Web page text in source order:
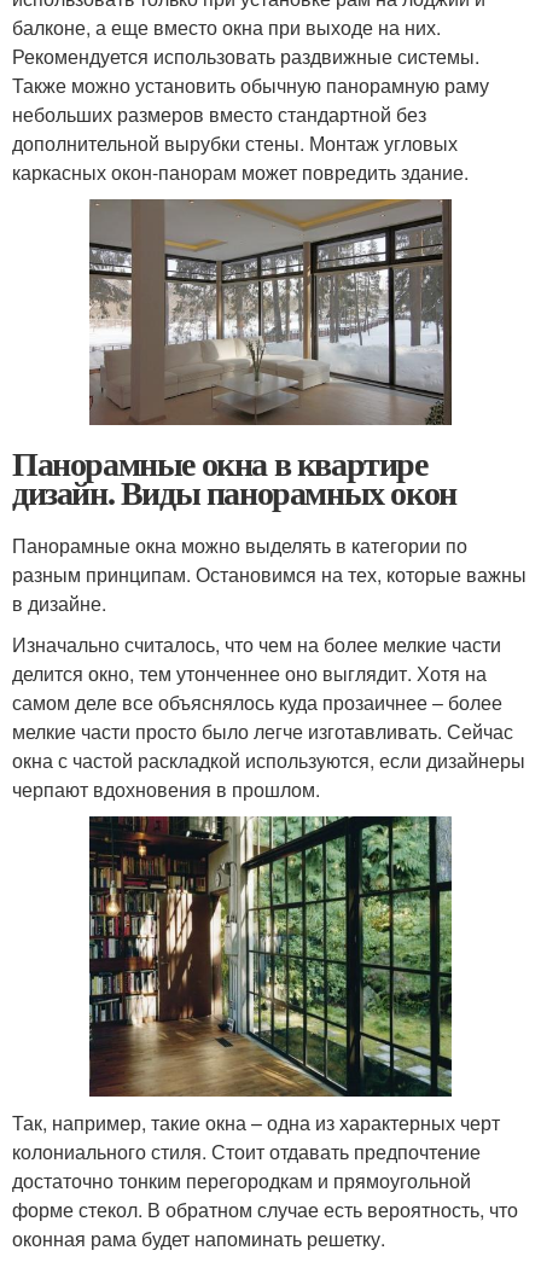
балконе, а еще вместо окна при выходе на них.
Рекомендуется использовать раздвижные системы.
Также можно установить обычную панорамную раму
небольших размеров вместо стандартной без
дополнительной вырубки стены. Монтаж угловых
каркасных окон-панорам может повредить здание.
Панорамные окна в квартире
дизайн. Виды панорамных окон
Панорамные окна можно выделять в категории по
разным принципам. Остановимся на тех, которые важны
в дизайне.
Изначально считалось, что чем на более мелкие части
делится окно, тем утонченнее оно выглядит. Хотя на
самом деле все объяснялось куда прозаичнее – более
мелкие части просто было легче изготавливать. Сейчас
окна с частой раскладкой используются, если дизайнеры
черпают вдохновения в прошлом.
Так, например, такие окна – одна из характерных черт
колониального стиля. Стоит отдавать предпочтение
достаточно тонким перегородкам и прямоугольной
форме стекол. В обратном случае есть вероятность, что
оконная рама будет напоминать решетку.